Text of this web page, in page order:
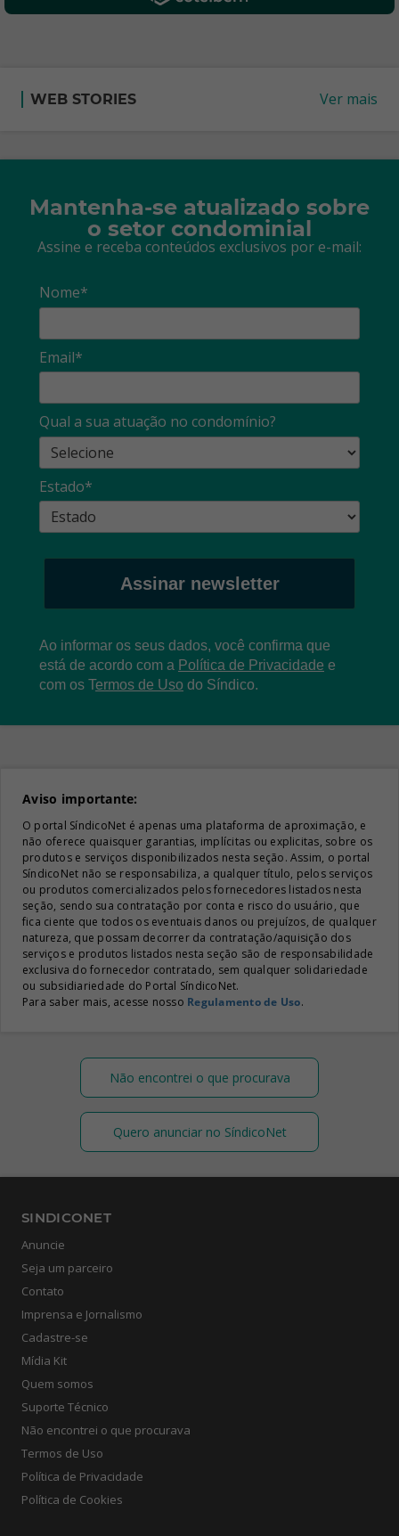
WEB STORIES Ver mais
Mantenha-se atualizado sobre
o setor condominial
Assine e receba conteúdos exclusivos por e-mail:
Nome*
Email*
Qual a sua atuação no condomínio?
Estado*
Assinar newsletter
Ao informar os seus dados, você confirma que
está de acordo com a Política de Privacidade e
com os Termos de Uso do Síndico.
Aviso importante:
O portal SíndicoNet é apenas uma plataforma de aproximação, e
não oferece quaisquer garantias, implícitas ou explicitas, sobre os
produtos e serviços disponibilizados nesta seção. Assim, o portal
SíndicoNet não se responsabiliza, a qualquer título, pelos serviços
ou produtos comercializados pelos fornecedores listados nesta
seção, sendo sua contratação por conta e risco do usuário, que
fica ciente que todos os eventuais danos ou prejuízos, de qualquer
natureza, que possam decorrer da contratação/aquisição dos
serviços e produtos listados nesta seção são de responsabilidade
exclusiva do fornecedor contratado, sem qualquer solidariedade
ou subsidiariedade do Portal SíndicoNet.
Para saber mais, acesse nosso Regulamento de Uso.
Não encontrei o que procurava
Quero anunciar no SíndicoNet
SINDICONET
Anuncie
Seja um parceiro
Contato
Imprensa e Jornalismo
Cadastre-se
Mídia Kit
Quem somos
Suporte Técnico
Não encontrei o que procurava
Termos de Uso
Política de Privacidade
Política de Cookies